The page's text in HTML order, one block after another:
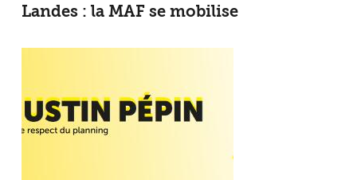
Landes : la MAF se mobilise